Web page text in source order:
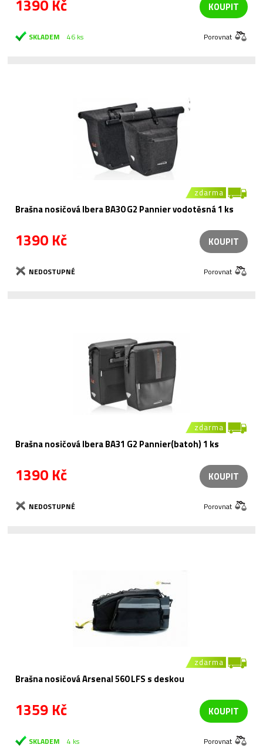
1390 Kč KOUPIT
SKLADEM 46 ks Porovnat
zdarma
Brašna nosičová Ibera BA30 G2 Pannier vodotěsná 1 ks
1390 Kč KOUPIT
NEDOSTUPNÉ Porovnat
zdarma
Brašna nosičová Ibera BA31 G2 Pannier(batoh) 1 ks
1390 Kč KOUPIT
NEDOSTUPNÉ Porovnat
zdarma
Brašna nosičová Arsenal 560 LFS s deskou
1359 Kč KOUPIT
SKLADEM 4 ks Porovnat